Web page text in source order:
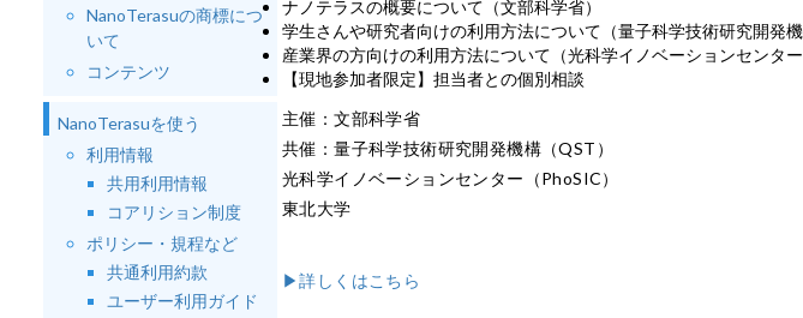
NanoTerasuの商標につ
いて
コンテンツ
NanoTerasuを使う
利用情報
共用利用情報
コアリション制度
ポリシー・規程など
共通利用約款
ユーザー利用ガイド
ナノテラスの概要について（文部科学省）
学生さんや研究者向けの利用方法について（量子科学技術研究開発機
産業界の方向けの利用方法について（光科学イノベーションセンター
【現地参加者限定】担当者との個別相談
主催：文部科学省
共催：量子科学技術研究開発機構（QST）
光科学イノベーションセンター（PhoSIC）
東北大学
▶詳しくはこちら